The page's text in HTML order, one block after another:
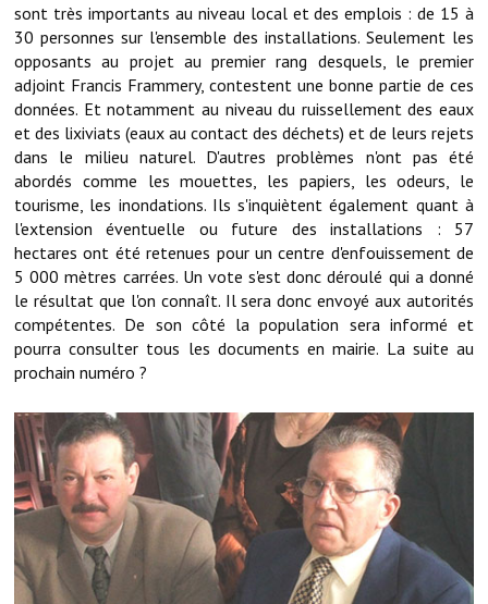
Communauté de communes
Autres groupements
Les réseaux partenaires
L'association des maires
L'office de tourisme
Le conseil départemental
VILLE PRATIQUE
Services publics intercommunaux
Eaux, assainissement
France services
France Renov
Déchets ménagers, tri sélectif, encombrants
sont très importants au niveau local et des emplois : de 15 à
30 personnes sur l'ensemble des installations. Seulement les
opposants au projet au premier rang desquels, le premier
adjoint Francis Frammery, contestent une bonne partie de ces
données. Et notamment au niveau du ruissellement des eaux
et des lixiviats (eaux au contact des déchets) et de leurs rejets
dans le milieu naturel. D'autres problèmes n'ont pas été
abordés comme les mouettes, les papiers, les odeurs, le
tourisme, les inondations. Ils s'inquiètent également quant à
l'extension éventuelle ou future des installations : 57
hectares ont été retenues pour un centre d'enfouissement de
5 000 mètres carrées. Un vote s'est donc déroulé qui a donné
le résultat que l'on connaît. Il sera donc envoyé aux autorités
compétentes. De son côté la population sera informé et
pourra consulter tous les documents en mairie. La suite au
prochain numéro ?